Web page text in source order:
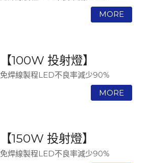
【100W 投射燈】
免焊線製程LED不良率減少90%
【150W 投射燈】
免焊線製程LED不良率減少90%